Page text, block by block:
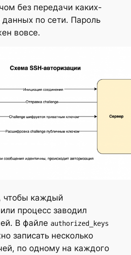
без передачи каких-
по сети. Пароль
вовсе.
чтобы каждый
процесс заводил
В файле authorized_keys
записать несколько
по одному на каждого